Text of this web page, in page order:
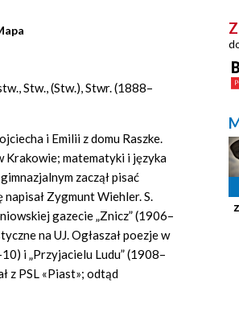
Stw., (Stw.), Stwr. (1888–
i Emilii z domu Raszke.
Krakowie; matematyki i języka
zaczął pisać
napisał Zygmunt Wiehler. S.
gazecie „Znicz” (1906–
na UJ. Ogłaszał poezje w
i „Przyjacielu Ludu” (1908–
z PSL «Piast»; odtąd